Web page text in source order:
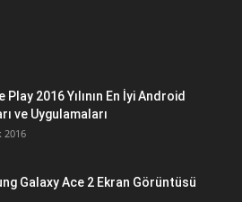
Play 2016 Yılının En İyi Android
ve Uygulamaları
2016
Galaxy Ace 2 Ekran Görüntüsü